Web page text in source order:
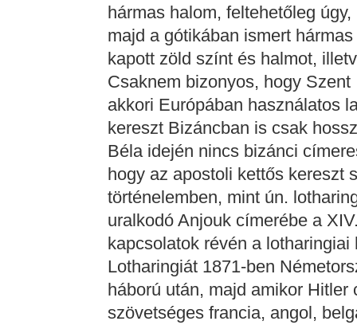
hármas halom, feltehetőleg
majd a gótikában ismert
kapott zöld színt és halmot,
Csaknem bizonyos, hogy
akkori Európában használatos
kereszt Bizáncban is csak
Béla idején nincs bizánci
hogy az apostoli kettős kereszt
történelemben, mint ún.
uralkodó Anjouk címerébe a
kapcsolatok révén a
Lotharingiát 1871-ben
háború után, majd amikor
szövetséges francia, angol,